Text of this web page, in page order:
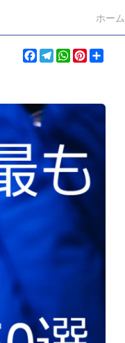
ホーム
Facebook
Telegram
WhatsApp
Pinterest